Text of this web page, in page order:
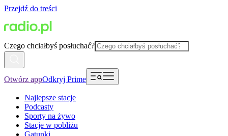
Przejdź do treści
Czego chciałbyś posłuchać?
Otwórz appOdkryj Prime
Najlepsze stacje
Podcasty
Sporty na żywo
Stacje w pobliżu
Gatunki